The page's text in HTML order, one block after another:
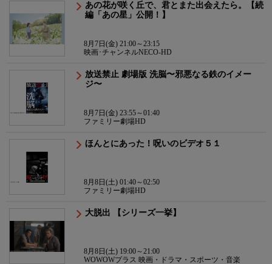
あの花が咲く丘で、君とまた出会えたら。【続
編「あの星」公開！】
8月7日(金) 21:00～23:15
映画･チャンネルNECO-HD
放送禁止 劇場版 洗脳〜邪悪なる鉄のイメー
ジ〜
8月7日(金) 23:55～01:40
ファミリー劇場HD
ほんとにあった！呪いのビデオ５１
8月8日(土) 01:40～02:50
ファミリー劇場HD
大脱出 【シリーズ一挙】
8月8日(土) 19:00～21:00
WOWOWプラス 映画・ドラマ・スポーツ・音楽